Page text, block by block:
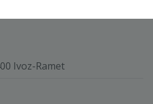
Ivoz-Ramet